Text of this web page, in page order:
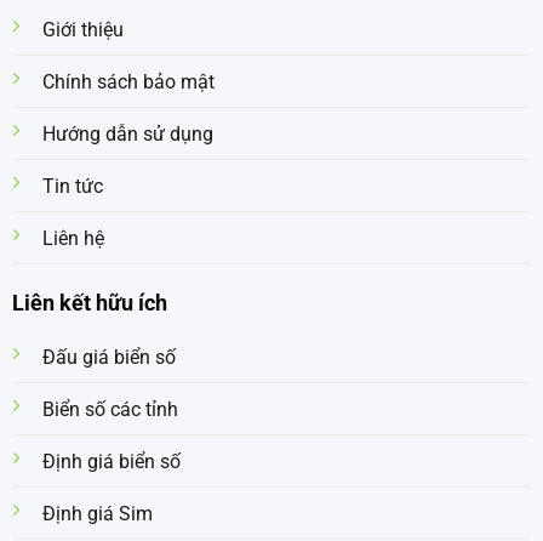
Giới thiệu
Chính sách bảo mật
Hướng dẫn sử dụng
Tin tức
Liên hệ
Liên kết hữu ích
Đấu giá biển số
Biển số các tỉnh
Định giá biển số
Định giá Sim